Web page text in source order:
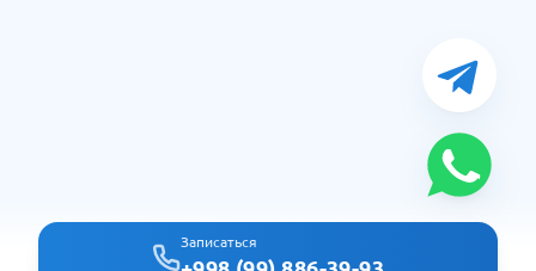
Записаться